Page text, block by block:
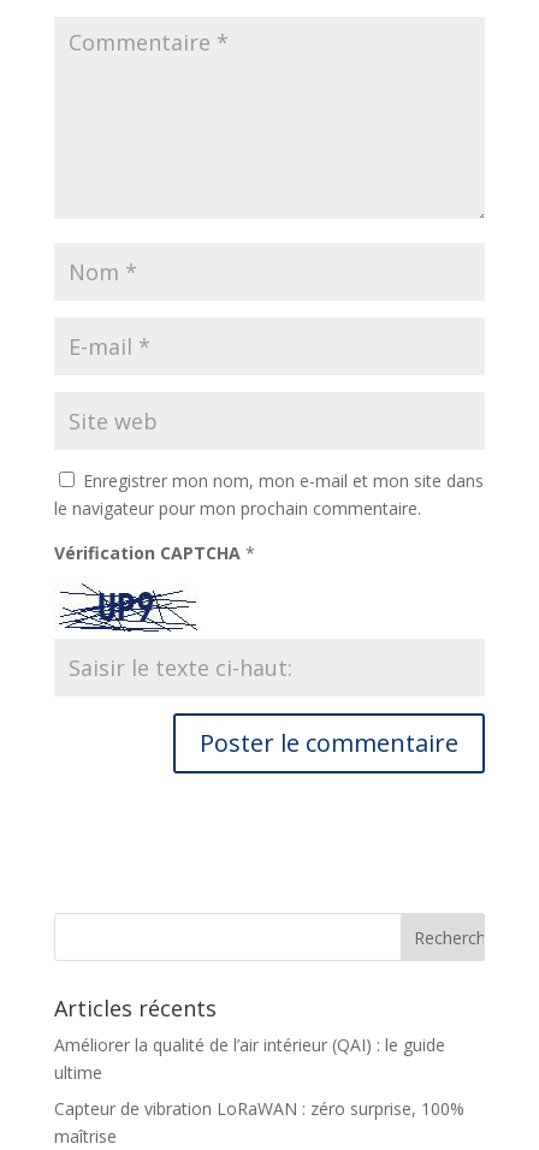
Enregistrer mon nom, mon e-mail et mon site dans
le navigateur pour mon prochain commentaire.
Vérification CAPTCHA *
Articles récents
Améliorer la qualité de l’air intérieur (QAI) : le guide
ultime
Capteur de vibration LoRaWAN : zéro surprise, 100%
maîtrise